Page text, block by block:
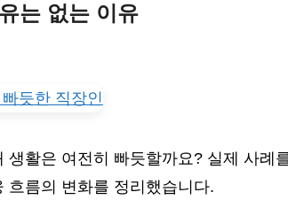
는 없는 이유
생활은 여전히 빠듯할까요? 실제 사례
흐름의 변화를 정리했습니다.